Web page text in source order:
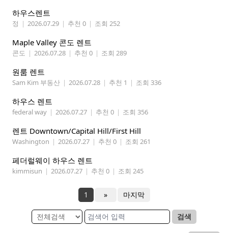
하우스렌트
정 | 2026.07.29 | 추천 0 | 조회 252
Maple Valley 콘도 렌트
콘도 | 2026.07.28 | 추천 0 | 조회 289
원룸 렌트
Sam Kim 부동산 | 2026.07.28 | 추천 1 | 조회 336
하우스 렌트
federal way | 2026.07.27 | 추천 0 | 조회 356
렌트 Downtown/Capital Hill/First Hill
Washington | 2026.07.27 | 추천 0 | 조회 261
페더럴웨이 하우스 렌트
kimmisun | 2026.07.27 | 추천 0 | 조회 245
1 » 마지막
검색